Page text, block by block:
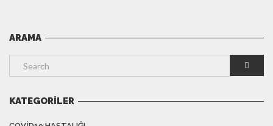
ARAMA
KATEGORILER